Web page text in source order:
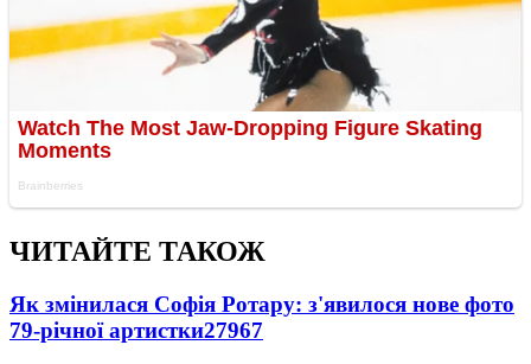
ЧИТАЙТЕ ТАКОЖ
Як змінилася Софія Ротару: з'явилося нове фото
79-річної артистки27967